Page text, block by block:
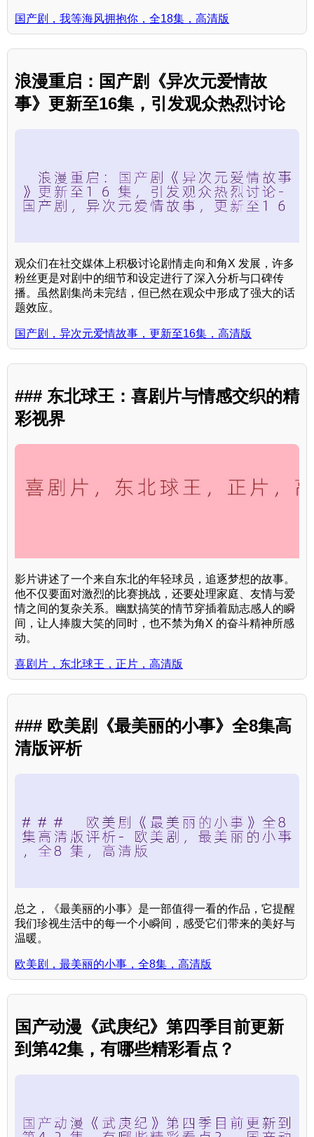
国产剧，我等海风拥抱你，全18集，高清版
浪漫重启：国产剧《异次元爱情故
事》更新至16集，引发观众热烈讨论
观众们在社交媒体上积极讨论剧情走向和角X 发展，许多
粉丝更是对剧中的细节和设定进行了深入分析与口碑传
播。虽然剧集尚未完结，但已然在观众中形成了强大的话
题效应。
国产剧，异次元爱情故事，更新至16集，高清版
### 东北球王：喜剧片与情感交织的精
彩视界
影片讲述了一个来自东北的年轻球员，追逐梦想的故事。
他不仅要面对激烈的比赛挑战，还要处理家庭、友情与爱
情之间的复杂关系。幽默搞笑的情节穿插着励志感人的瞬
间，让人捧腹大笑的同时，也不禁为角X 的奋斗精神所感
动。
喜剧片，东北球王，正片，高清版
### 欧美剧《最美丽的小事》全8集高
清版评析
总之，《最美丽的小事》是一部值得一看的作品，它提醒
我们珍视生活中的每一个小瞬间，感受它们带来的美好与
温暖。
欧美剧，最美丽的小事，全8集，高清版
国产动漫《武庚纪》第四季目前更新
到第42集，有哪些精彩看点？